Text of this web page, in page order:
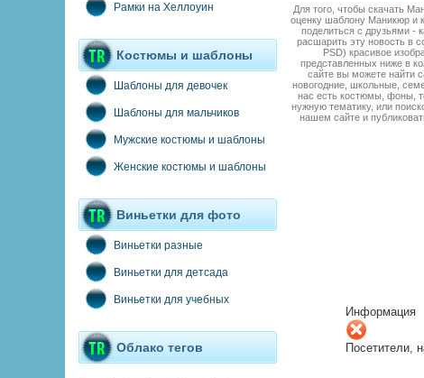
Рамки на Хеллоуин
Костюмы и шаблоны
Шаблоны для девочек
Шаблоны для мальчиков
Мужские костюмы и шаблоны
Женские костюмы и шаблоны
Виньетки для фото
Виньетки разные
Виньетки для детсада
Виньетки для учебных
Облако тегов
Для того, чтобы скачать
оценку шаблону Маникюр и
поделиться с друзьями -
расшарить эту новость в
PSD) красивое
представленных ниже в
сайте вы можете найти
новогодние, школьные,
нас есть костюмы, фоны,
нужную тематику, или
нашем сайте и
Информация
Посетители,